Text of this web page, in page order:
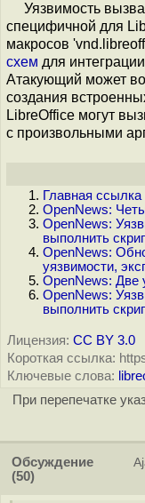
Уязвимость
специфичной для
макросов
схем для
Атакующий может
создания
LibreOffice могут
с произвольными
Главная ссылка
OpenNews:
OpenNews:
выполнить
OpenNews:
уязвимости,
OpenNews: Две
OpenNews:
выполнить
Лицензия: CC BY 3.0
Короткая ссылка:
Ключевые слова:
При перепечатке
Обсуждение
(50)